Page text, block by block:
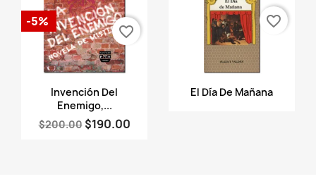
Vista rápida
Invención Del
Enemigo,...
$200.00 $190.00
-5%
favorite_border
Vista rápida
El Día De Mañana
favorite_border